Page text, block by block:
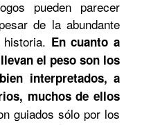
pueden parecer
de la abundante
En cuanto a
el peso son los
interpretados, a
muchos de ellos
guiados sólo por los